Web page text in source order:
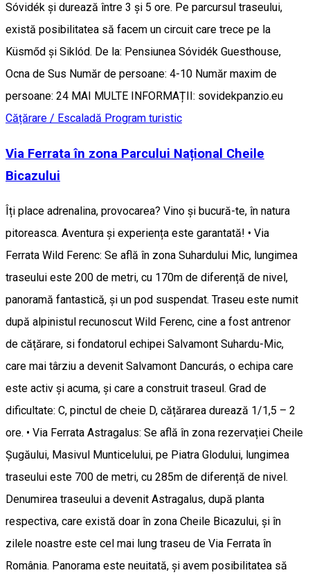
Sóvidék și durează între 3 și 5 ore. Pe parcursul traseului,
există posibilitatea să facem un circuit care trece pe la
Küsmőd și Siklód. De la: Pensiunea Sóvidék Guesthouse,
Ocna de Sus Număr de persoane: 4-10 Număr maxim de
persoane: 24 MAI MULTE INFORMAȚII: sovidekpanzio.eu
Cățărare / Escaladă Program turistic
Via Ferrata în zona Parcului Național Cheile
Bicazului
Îți place adrenalina, provocarea? Vino și bucură-te, în natura
pitoreasca. Aventura și experiența este garantată! • Via
Ferrata Wild Ferenc: Se află în zona Suhardului Mic, lungimea
traseului este 200 de metri, cu 170m de diferență de nivel,
panoramă fantastică, și un pod suspendat. Traseu este numit
după alpinistul recunoscut Wild Ferenc, cine a fost antrenor
de cățărare, si fondatorul echipei Salvamont Suhardu-Mic,
care mai târziu a devenit Salvamont Dancurás, o echipa care
este activ și acuma, și care a construit traseul. Grad de
dificultate: C, pinctul de cheie D, cățărarea durează 1/1,5 – 2
ore. • Via Ferrata Astragalus: Se află în zona rezervației Cheile
Șugăului, Masivul Munticelului, pe Piatra Glodului, lungimea
traseului este 700 de metri, cu 285m de diferență de nivel.
Denumirea traseului a devenit Astragalus, după planta
respectiva, care există doar în zona Cheile Bicazului, și în
zilele noastre este cel mai lung traseu de Via Ferrata în
România. Panorama este neuitată, și avem posibilitatea să